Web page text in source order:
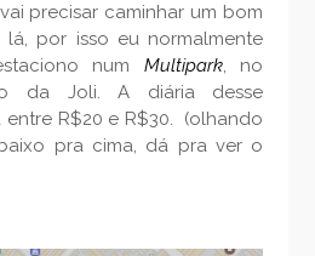
precisar caminhar um bom
por isso eu normalmente
num Multipark, no
da Joli. A diária desse
R$20 e R$30. (olhando
pra cima, dá pra ver o